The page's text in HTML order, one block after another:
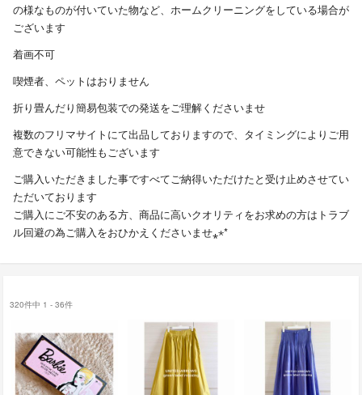
の様なものが付いていた物など、ホームクリーニングをしている場合が
ございます
着画不可
喫煙者、ペットはおりません
折り畳んだり簡易包装での発送をご理解くださいませ
複数のフリマサイトにて出品しておりますので、タイミングによりご用
意できない可能性もございます
ご購入いただきました事ですべてご納得いただけたと受け止めさせてい
ただいております
ご購入にご不安のある方、商品に高いクオリティをお求めの方はトラブ
ル回避の為ご購入をおひかえくださいませ⁎⋆*
320件中 1 - 36件